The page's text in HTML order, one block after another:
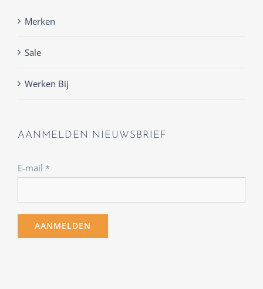
Merken
Sale
Werken Bij
AANMELDEN NIEUWSBRIEF
E-mail *